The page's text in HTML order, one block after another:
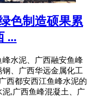
色制造硕果累
...
水泥、广西融安鱼峰
、广西华远金属化工
西都安西江鱼峰水泥的
,广西鱼峰混凝土、广